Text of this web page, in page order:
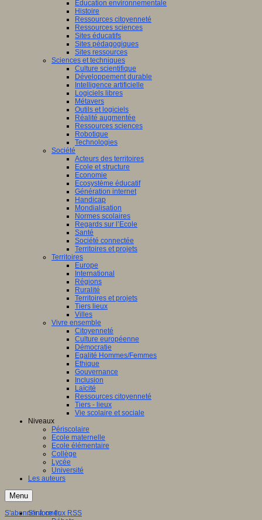
Education environnementale
Histoire
Ressources citoyenneté
Ressources sciences
Sites éducatifs
Sites pédagogiques
Sites ressources
Sciences et techniques
Culture scientifique
Développement durable
Intelligence artificielle
Logiciels libres
Métavers
Outils et logiciels
Réalité augmentée
Ressources sciences
Robotique
Technologies
Société
Acteurs des territoires
Ecole et structure
Economie
Ecosystème éducatif
Génération internet
Handicap
Mondialisation
Normes scolaires
Regards sur l’Ecole
Santé
Société connectée
Territoires et projets
Territoires
Europe
International
Régions
Ruralité
Territoires et projets
Tiers lieux
Villes
Vivre ensemble
Citoyenneté
Culture européenne
Démocratie
Egalité Hommes/Femmes
Ethique
Gouvernance
Inclusion
Laïcité
Ressources citoyenneté
Tiers - lieux
Vie scolaire et sociale
Niveaux
Périscolaire
Ecole maternelle
Ecole élémentaire
Collège
Lycée
Université
Les auteurs
Menu
S'informer
S'abonner à ce flux RSS